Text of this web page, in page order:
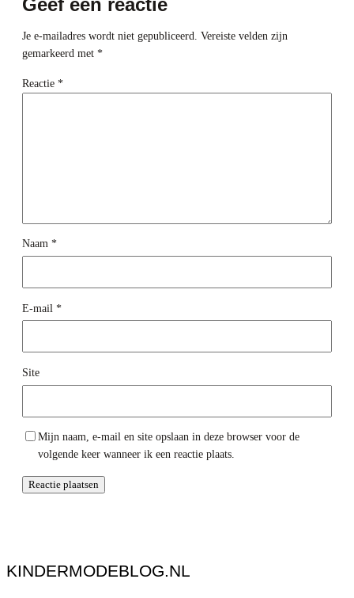
Je e-mailadres wordt niet gepubliceerd. Vereiste velden zijn
gemarkeerd met *
Reactie *
Naam *
E-mail *
Site
Mijn naam, e-mail en site opslaan in deze browser voor de
volgende keer wanneer ik een reactie plaats.
KINDERMODEBLOG.NL